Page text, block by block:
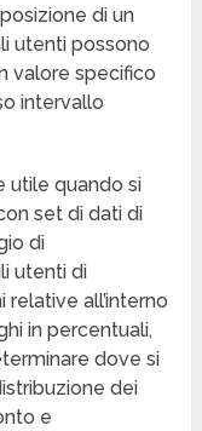
di un
utenti possono
valore specifico
intervallo
utile quando si
set di dati di
di
utenti di
all’interno
in percentuali,
dove si
dei
e